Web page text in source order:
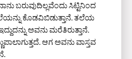
ಬರುವುದಿಲ್ಲವೆಂದು ಸಿಟ್ಟಿನಿಂದ
ಕೊಡವಿಬಿಡುತ್ತಾನೆ. ತಲೆಯ
ಅವನು ಮರೆತಿರುತ್ತಾನೆ.
ಆಗ ಅವನು ವಾಸ್ತವ